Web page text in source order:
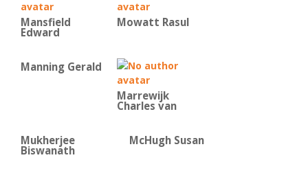
Mansfield
Edward
Mowatt Rasul
Manning Gerald
Marrewijk
Charles van
Mukherjee
Biswanath
McHugh Susan